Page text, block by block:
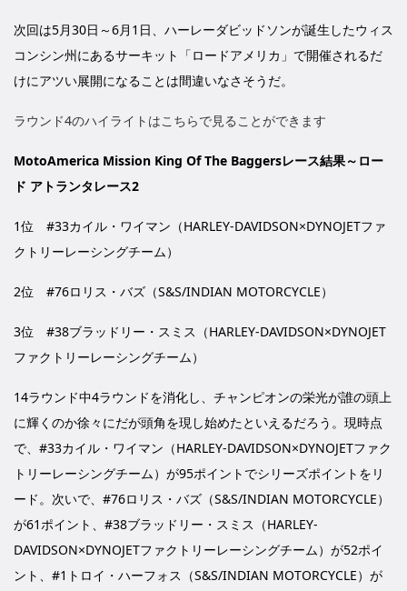
次回は5月30日～6月1日、ハーレーダビッドソンが誕生したウィス
コンシン州にあるサーキット「ロードアメリカ」で開催されるだ
けにアツい展開になることは間違いなさそうだ。
ラウンド4のハイライトはこちらで見ることができます
MotoAmerica Mission King Of The Baggersレース結果～ロー
ド アトランタレース2
1位 #33カイル・ワイマン（HARLEY-DAVIDSON×DYNOJETファ
クトリーレーシングチーム）
2位 #76ロリス・バズ（S&S/INDIAN MOTORCYCLE）
3位 #38ブラッドリー・スミス（HARLEY-DAVIDSON×DYNOJET
ファクトリーレーシングチーム）
14ラウンド中4ラウンドを消化し、チャンピオンの栄光が誰の頭上
に輝くのか徐々にだが頭角を現し始めたといえるだろう。現時点
で、#33カイル・ワイマン（HARLEY-DAVIDSON×DYNOJETファク
トリーレーシングチーム）が95ポイントでシリーズポイントをリ
ード。次いで、#76ロリス・バズ（S&S/INDIAN MOTORCYCLE）
が61ポイント、#38ブラッドリー・スミス（HARLEY-
DAVIDSON×DYNOJETファクトリーレーシングチーム）が52ポイ
ント、#1トロイ・ハーフォス（S&S/INDIAN MOTORCYCLE）が